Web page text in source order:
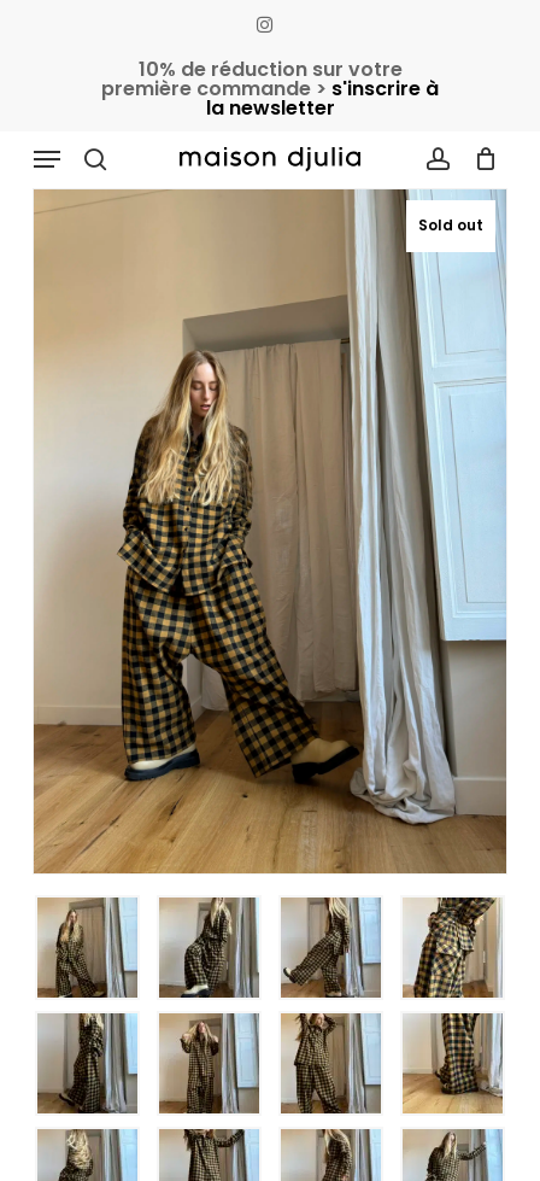
instagram
10% de réduction sur votre
première commande > s'inscrire à
la newsletter
search account
Menu
Cart
Pantalons & Jupes
Pantalons
Pantalon « GASTON » jacquard laineux
Sold out